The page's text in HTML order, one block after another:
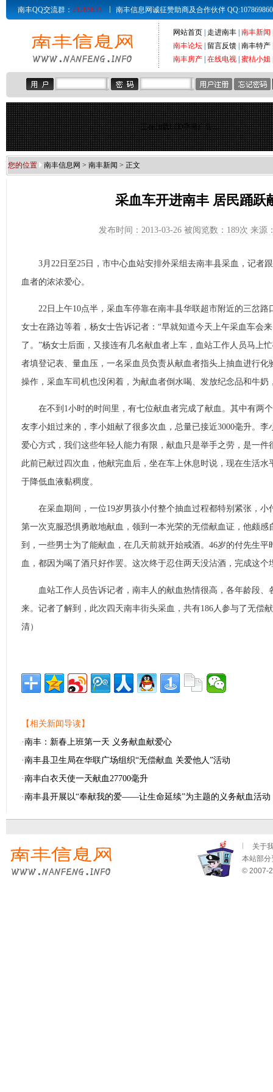
南丰QQ交流群： 21285835 南丰信息网诚征赞助商及合作伙伴
网站首页 走进南丰 南丰新闻
南丰论坛
留言反馈 南丰特产
南丰房产 在线电视 蜜桔小姐
正在加载LED字幕广告...
您的位置 南丰信息网 > 南丰新闻 > 正文
采血车开进南丰 居民踊跃
发布时间：2013-03-26 被阅览数： 189次 来源
3月22日至25日，市中心血站安排外采组去南丰县采血，记者
血者的浓浓爱心。
22日上午10点半，采血车停靠在南丰县华联超市附近的三岔路
女士在路边等着，杨女士告诉记者：“早就知道今天上午采血车会
了。”杨女士后面，又接连有几名献血者上车，血站工作人员马上
者填登记表、量血压，一名采血员负责从献血者指头上抽血进行化
操作，采血车司机也没闲着，为献血者倒水喝、发放纪念品和牛奶
在不到1小时的时间里，有七位献血者完成了献血。其中有两个
友李小姐过来的，李小姐献了很多次血，总量已接近3000毫升。李
爱心方式，我们这些年轻人能力有限，献血只是举手之劳，是一件
此前已献过四次血，他献完血后，坐在车上休息时说，现在生活水
于降低血液黏稠度。
在采血期间，一位19岁男孩小付整个抽血过程都特别紧张，小
第一次克服恐惧勇敢地献血，领到一本光荣的无偿献血证，他颇感
到，一些男士为了能献血，在几天前就开始戒酒。46岁的付先生平
血，都因为喝了酒只好作罢。这次终于忍住两天没沾酒，完成这个
血站工作人员告诉记者，南丰人的献血热情很高，各年龄段、
来。记者了解到，此次四天南丰街头采血，共有186人参与了无偿
清）
【相关新闻导读】
·南丰：新春上班第一天 义务献血献爱心
·南丰县卫生局在华联广场组织“无偿献血 关爱他人”活动
·南丰白衣天使一天献血27700毫升
·南丰县开展以“奉献我的爱——让生命延续”为主题的义务献血活动
关于
本站部分
© 2007-